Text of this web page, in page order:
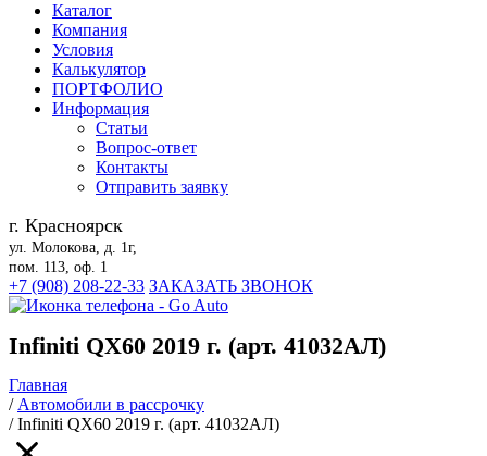
Каталог
Компания
Условия
Калькулятор
ПОРТФОЛИО
Информация
Статьи
Вопрос-ответ
Контакты
Отправить заявку
г. Красноярск
ул. Молокова, д. 1г,
пом. 113, оф. 1
+7 (908) 208-22-33 ЗАКАЗАТЬ ЗВОНОК
Infiniti QX60 2019 г. (арт. 41032АЛ)
Главная
/Автомобили в рассрочку
/Infiniti QX60 2019 г. (арт. 41032АЛ)